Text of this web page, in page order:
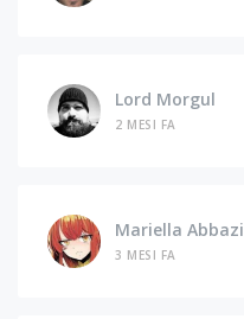
Lord Morgul
2 MESI FA
Mariella Abbazi
3 MESI FA